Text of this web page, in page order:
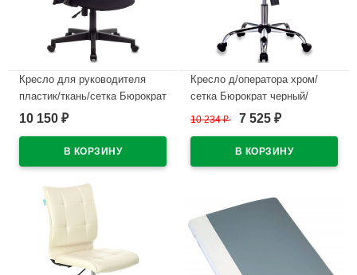
Кресло для руководителя
пластик/ткань/сетка Бюрократ
KB-8 черный
10 150 ₽
Кресло д/оператора хром/
сетка Бюрократ черный/
черный CH-695NSL
10 234₽ 7 525 ₽